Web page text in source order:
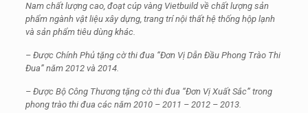
Nam chất lượng cao, đoạt cúp vàng Vietbuild về chất lượng sản
phẩm ngành vật liệu xây dựng, trang trí nội thất hệ thống hộp lạnh
và sản phẩm tiêu dùng khác.
– Được Chính Phủ tặng cờ thi đua “Đơn Vị Dẫn Đầu Phong Trào Thi
Đua” năm 2012 và 2014.
– Được Bộ Công Thương tặng cờ thi đua “Đơn Vị Xuất Sắc” trong
phong trào thi đua các năm 2010 – 2011 – 2012 – 2013.